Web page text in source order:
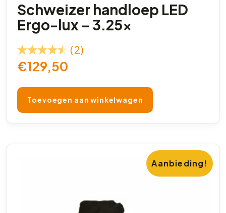
Schweizer handloep LED
Ergo-lux – 3.25x
(2)
€129,50
Toevoegen aan winkelwagen
Aanbieding!